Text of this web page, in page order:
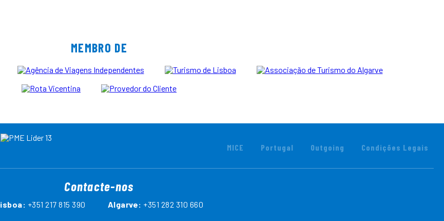
MEMBRO DE
MICE Portugal Outgoing Condições Legais
Contacte-nos
+351 217 815 390 Algarve: +351 282 310 660